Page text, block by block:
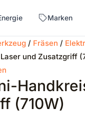
Marken
/ Fräsen /
und Zusatzgriff
(710W)